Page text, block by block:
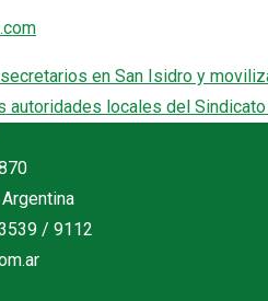
en San Isidro y
autoridades locales del
/ 9112